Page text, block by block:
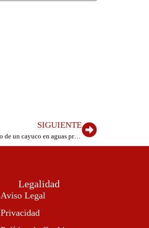
SIGUIENTE
El Cabildo de El Hierro decreta tres días de luto oficial tras el naufragio de un cayuco en aguas próximas a El Hierro
Legalidad
Aviso Legal
Privacidad